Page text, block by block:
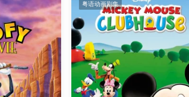
粤语动画剧集